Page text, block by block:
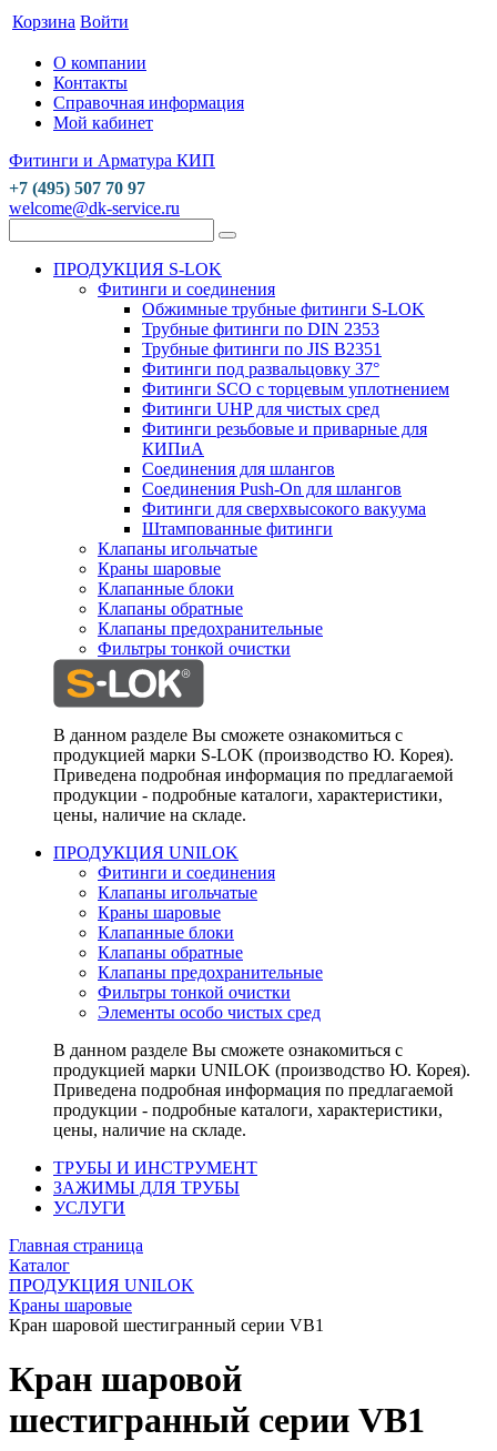
Корзина Войти
О компании
Контакты
Справочная информация
Мой кабинет
Фитинги и Арматура КИП
+7 (495) 507 70 97
welcome@dk-service.ru
ПРОДУКЦИЯ S-LOK
Фитинги и соединения
Обжимные трубные фитинги S-LOK
Трубные фитинги по DIN 2353
Трубные фитинги по JIS B2351
Фитинги под развальцовку 37°
Фитинги SCO с торцевым уплотнением
Фитинги UHP для чистых сред
Фитинги резьбовые и приварные для
КИПиА
Соединения для шлангов
Соединения Push-On для шлангов
Фитинги для сверхвысокого вакуума
Штампованные фитинги
Клапаны игольчатые
Краны шаровые
Клапанные блоки
Клапаны обратные
Клапаны предохранительные
Фильтры тонкой очистки
В данном разделе Вы сможете ознакомиться с
продукцией марки S-LOK (производство Ю. Корея).
Приведена подробная информация по предлагаемой
продукции - подробные каталоги, характеристики,
цены, наличие на складе.
ПРОДУКЦИЯ UNILOK
Фитинги и соединения
Клапаны игольчатые
Краны шаровые
Клапанные блоки
Клапаны обратные
Клапаны предохранительные
Фильтры тонкой очистки
Элементы особо чистых сред
В данном разделе Вы сможете ознакомиться с
продукцией марки UNILOK (производство Ю. Корея).
Приведена подробная информация по предлагаемой
продукции - подробные каталоги, характеристики,
цены, наличие на складе.
ТРУБЫ И ИНСТРУМЕНТ
ЗАЖИМЫ ДЛЯ ТРУБЫ
УСЛУГИ
Главная страница
Каталог
ПРОДУКЦИЯ UNILOK
Краны шаровые
Кран шаровой шестигранный серии VB1
Кран шаровой
шестигранный серии VB1